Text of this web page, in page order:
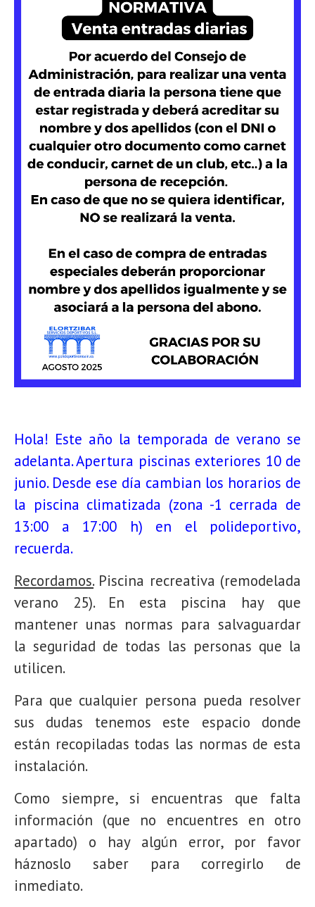
Hola! Este año la temporada de verano se
adelanta. Apertura piscinas exteriores 10 de
junio. Desde ese día cambian los horarios de
la piscina climatizada (zona -1 cerrada de
13:00 a 17:00 h) en el polideportivo,
recuerda.
Recordamos.Piscina recreativa (remodelada
verano 25). En esta piscina hay que
mantener unas normas para salvaguardar
la seguridad de todas las personas que la
utilicen.
Para que cualquier persona pueda resolver
sus dudas tenemos este espacio donde
están recopiladas todas las normas de esta
instalación.
Como siempre, si encuentras que falta
información (que no encuentres en otro
apartado) o hay algún error, por favor
háznoslo saber para corregirlo de
inmediato.